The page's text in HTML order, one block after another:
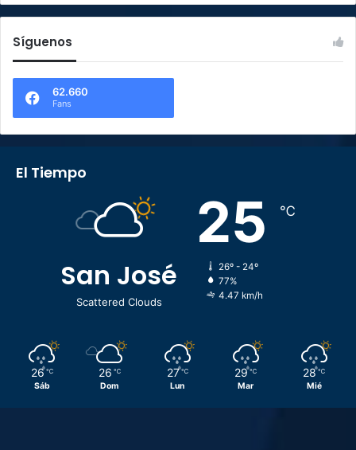
Síguenos
62.660
Fans
El Tiempo
San José
Scattered Clouds
25 ℃
26º - 24º
77%
4.47 km/h
26 ℃
Sáb
26 ℃
Dom
27 ℃
Lun
29 ℃
Mar
28 ℃
Mié